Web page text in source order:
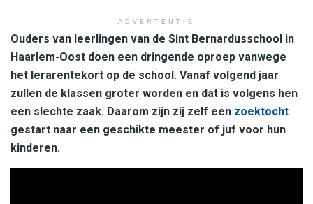
ADVERTENTIE
Ouders van leerlingen van de Sint Bernardusschool in
Haarlem-Oost doen een dringende oproep vanwege
het lerarentekort op de school. Vanaf volgend jaar
zullen de klassen groter worden en dat is volgens hen
een slechte zaak. Daarom zijn zij zelf een zoektocht
gestart naar een geschikte meester of juf voor hun
kinderen.